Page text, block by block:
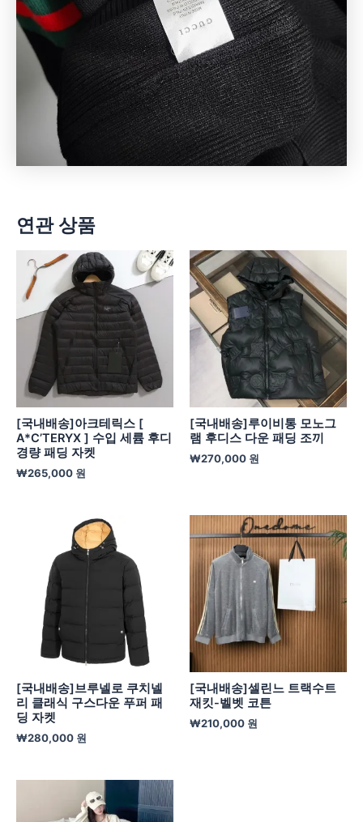
연관 상품
[국내배송]아크테릭스 [
A*C’TERYX ] 수입 세륨 후디
경량 패딩 자켓
₩265,000 원
[국내배송]루이비통 모노그
램 후디스 다운 패딩 조끼
₩270,000 원
[국내배송]브루넬로 쿠치넬
리 클래식 구스다운 푸퍼 패
딩 자켓
₩280,000 원
[국내배송]셀린느 트랙수트
재킷-벨벳 코튼
₩210,000 원